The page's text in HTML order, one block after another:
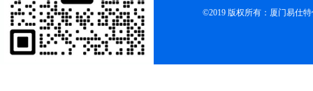
©2019 版权所有：厦门易仕